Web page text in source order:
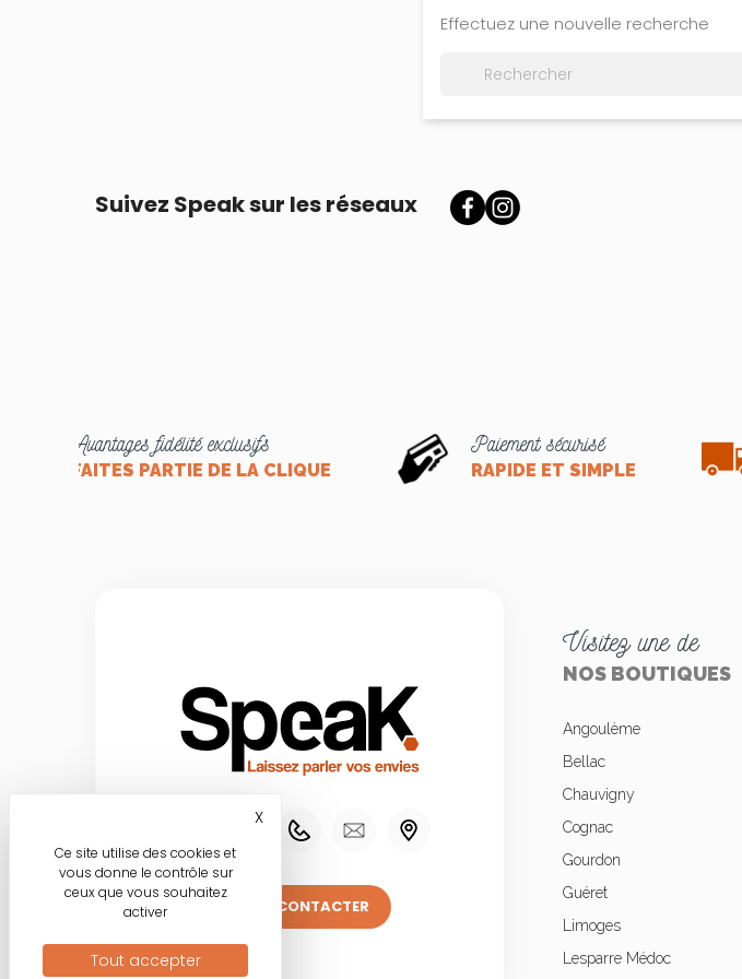
Effectuez une nouvelle recherche
Suivez Speak sur les réseaux
Avantages fidélité exclusifs
FAITES PARTIE DE LA CLIQUE
Paiement sécurisé
RAPIDE ET SIMPLE
NOUS CONTACTER
Visitez une de
NOS BOUTIQUES
Angoulème
Bellac
Chauvigny
Cognac
Gourdon
Guéret
Limoges
Lesparre Médoc
Ce site utilise des cookies et
vous donne le contrôle sur
ceux que vous souhaitez
activer
Tout accepter
XMasquer le bandeau des cookies